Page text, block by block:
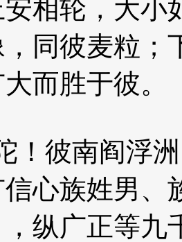
相轮，大小
，同彼麦粒
而胜于彼。
！彼南阎浮
信心族姓男、
纵广正等九